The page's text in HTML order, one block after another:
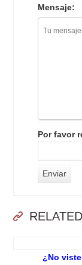
Mensaje:
Por favor
¿No